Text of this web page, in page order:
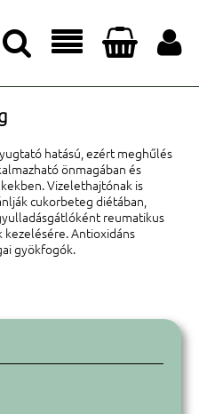




hatású, ezért meghűlés
önmagában és
Vizelethajtónak is
cukorbeteg diétában,
reumatikus
kezelésére. Antioxidáns
gyökfogók.